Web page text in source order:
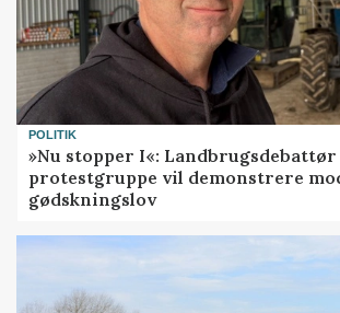
POLITIK
»Nu stopper I«: Landbrugsdebattør
protestgruppe vil demonstrere
gødskningslov